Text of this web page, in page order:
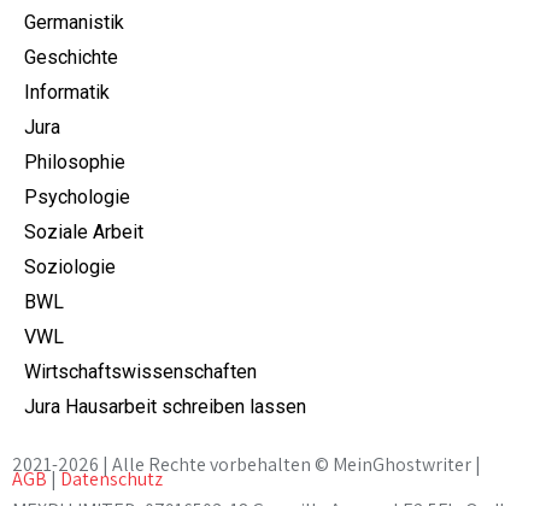
Germanistik
Geschichte
Informatik
Jura
Philosophie
Psychologie
Soziale Arbeit
Soziologie
BWL
VWL
Wirtschaftswissenschaften
Jura Hausarbeit schreiben lassen
2021-2026 | Alle Rechte vorbehalten © MeinGhostwriter |
AGB|Datenschutz